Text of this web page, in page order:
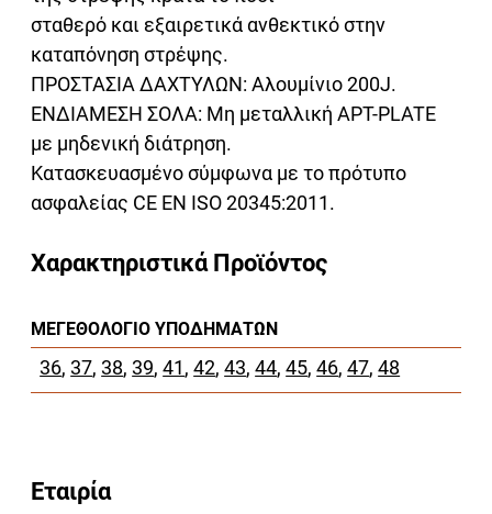
σταθερό και εξαιρετικά ανθεκτικό στην
καταπόνηση στρέψης.
ΠΡΟΣΤΑΣΙΑ ΔΑΧΤΥΛΩΝ: Αλουμίνιο 200J.
ΕΝΔΙΑΜΕΣΗ ΣΟΛΑ: Μη μεταλλική APT-PLATE
με μηδενική διάτρηση.
Κατασκευασμένο σύμφωνα με το πρότυπο
ασφαλείας CE EN ISO 20345:2011.
Χαρακτηριστικά Προϊόντος
ΜΕΓΕΘΟΛΌΓΙΟ ΥΠΟΔΗΜΆΤΩΝ
36, 37, 38, 39,41,42,43,44,45,46,47,48
Εταιρία